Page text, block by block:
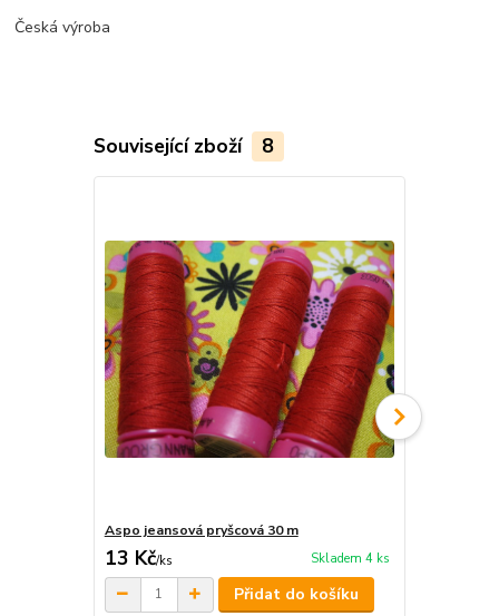
Česká výroba
Související zboží 8
Aspo jeansová pryšcová 30 m
13 Kč/ks Skladem 4 ks
Přidat do košíku